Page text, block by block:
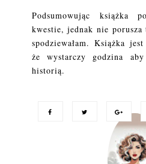
Podsumowując książka
kwestie, jednak nie
spodziewałam. Książka
że wystarczy godzina
historią.